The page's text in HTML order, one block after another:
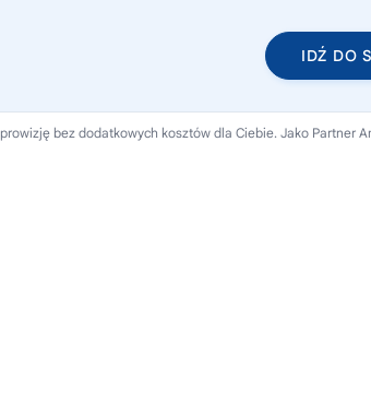
IDŹ DO
bez dodatkowych kosztów dla Ciebie. Jako Partner